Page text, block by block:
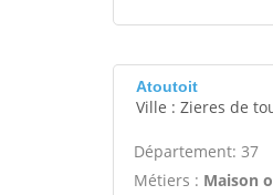
Atoutoit
Ville : Zieres de
Département: 37
Métiers : Maison